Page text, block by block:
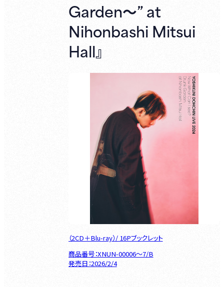
Garden～” at
Nihonbashi Mitsui
Hall』
（2CD＋Blu-ray）/ 16Pブックレット
商品番号：XNUN-00006～7/B
発売日：2026/2/4